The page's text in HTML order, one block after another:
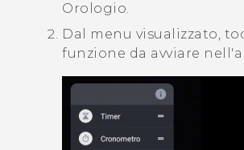
Orologio.
Dal menu visualizzato,
funzione da avviare